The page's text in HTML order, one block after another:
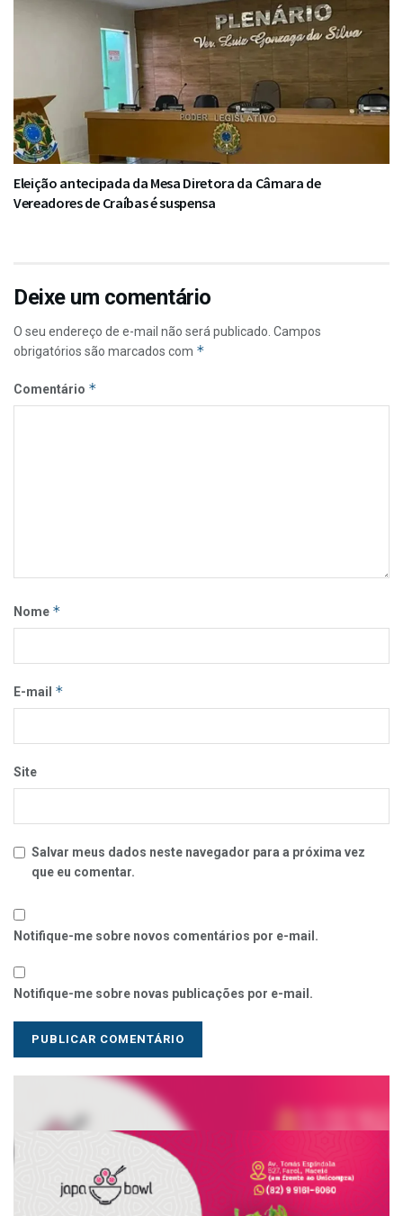
Eleição antecipada da Mesa Diretora da Câmara de
Vereadores de Craíbas é suspensa
Deixe um comentário
O seu endereço de e-mail não será publicado. Campos
obrigatórios são marcados com *
Comentário *
Nome *
E-mail *
Site
Salvar meus dados neste navegador para a próxima vez
que eu comentar.
Notifique-me sobre novos comentários por e-mail.
Notifique-me sobre novas publicações por e-mail.